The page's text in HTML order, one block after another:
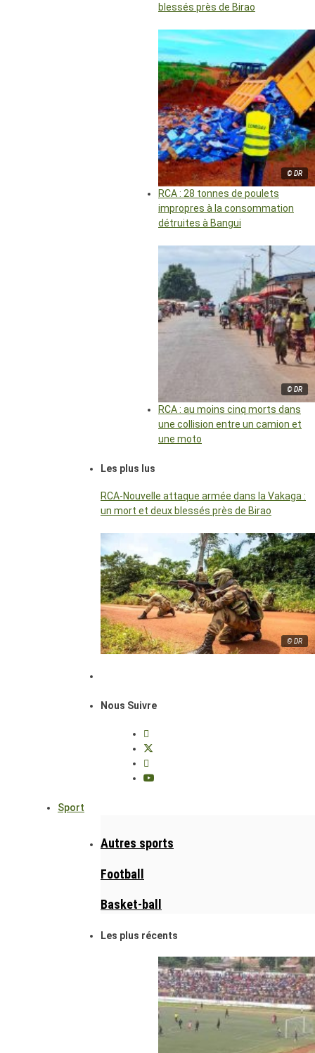
blessés près de Birao
© DR
RCA : 28 tonnes de poulets
impropres à la consommation
détruites à Bangui
© DR
RCA : au moins cinq morts dans
une collision entre un camion et
une moto
Les plus lus
RCA-Nouvelle attaque armée dans la Vakaga :
un mort et deux blessés près de Birao
© DR
Nous Suivre
Sport
Autres sports
Football
Basket-ball
Les plus récents